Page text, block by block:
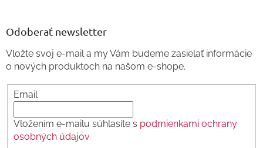
Odoberať newsletter
Vložte svoj e-mail a my Vám budeme zasielať informácie
o nových produktoch na našom e-shope.
Email
Vložením e-mailu súhlasíte s podmienkami ochrany
osobných údajov